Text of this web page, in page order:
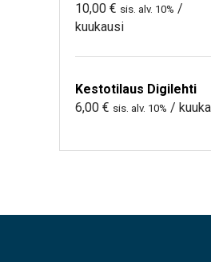
10,00 € sis. alv. 10% /
kuukausi
Kestotilaus Digilehti
6,00 € sis. alv. 10% /